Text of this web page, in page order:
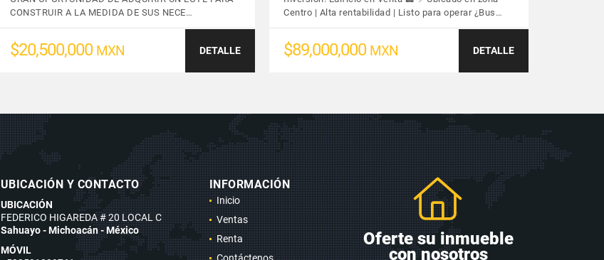
CONSTRUIR A LA MEDIDA DE SUS NECE…
$20,500,000 MXN DETALLE
Centro | Alta rentabilidad | Listo para operar ¿Bus…
$89,000,000 MXN DETALLE
UBICACIÓN Y CONTACTO
UBICACIÓN
FEDERICO HIGAREDA # 20 LOCAL C
Sahuayo - Michoacán - México
MÓVIL
INFORMACIÓN
Inicio
Ventas
Renta
Oferte su inmueble
con nosotros